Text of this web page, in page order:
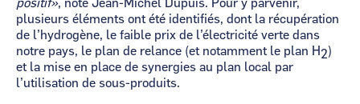
positif», note Jean-Michel Dupuis. Pour y parvenir,
plusieurs éléments ont été identifiés, dont la récupération
de l’hydrogène, le faible prix de l’électricité verte dans
notre pays, le plan de relance (et notamment le plan H2)
et la mise en place de synergies au plan local par
l’utilisation de sous-produits.